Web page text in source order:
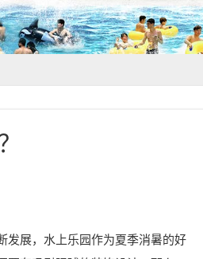
发展，水上乐园作为夏季消暑的好